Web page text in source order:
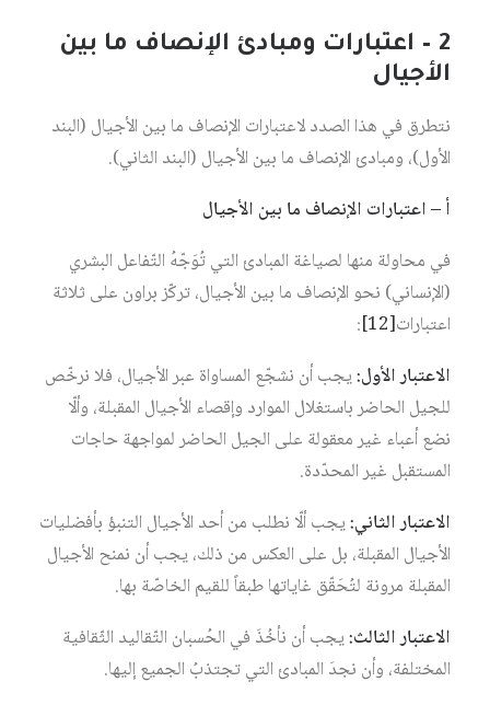
2 – اعتبارات ومبادئ الإنصاف ما بين
الأجيال
نتطرق في هذا الصدد لاعتبارات الإنصاف ما بين الأجيال (البند
الأول)، ومبادئ الإنصاف ما بين الأجيال (البند الثاني).
أ – اعتبارات الإنصاف ما بين الأجيال
في محاولة منها لصياغة المبادئ التي تُوَجّهُ التّفاعل البشري
(الإنساني) نحو الإنصاف ما بين الأجيال، تركّز براون على ثلاثة
اعتبارات‏[12]
:
الاعتبار الأول:يجب أن نشجّع المساواة عبر الأجيال، فلا نرخّص
للجيل الحاضر باستغلال الموارد وإقصاء الأجيال المقبلة، وألّا
نضع أعباء غير معقولة على الجيل الحاضر لمواجهة حاجات
المستقبل غير المحدّدة.
الاعتبار الثاني:يجب ألّا نطلب من أحد الأجيال التنبؤ بأفضليات
الأجيال المقبلة، بل على العكس من ذلك، يجب أن نمنح الأجيال
المقبلة مرونة لتُحَقّق غاياتها طبقاً للقيم الخاصّة بها.
الاعتبار الثالث:يجب أن نأخُذَ في الحُسبان التّقاليد الثّقافية
المختلفة، وأن نجدَ المبادئ التي تجتذبُ الجميع إليها.